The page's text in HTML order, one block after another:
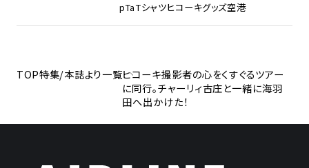
pTaTシャツヒコーキグッズ空港
TOP特集/本誌より一覧ヒコーキ撮影者の心をくすぐるツアー
に同行。チャーリィ古庄と一緒に海羽
田へ出かけた！